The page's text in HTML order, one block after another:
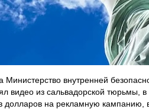
внутренней
видео из сальвадорской тюрьмы,
долларов на рекламную кампанию,